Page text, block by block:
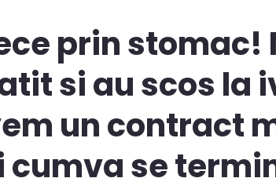
prin stomac!
si au scos la
un contract
se